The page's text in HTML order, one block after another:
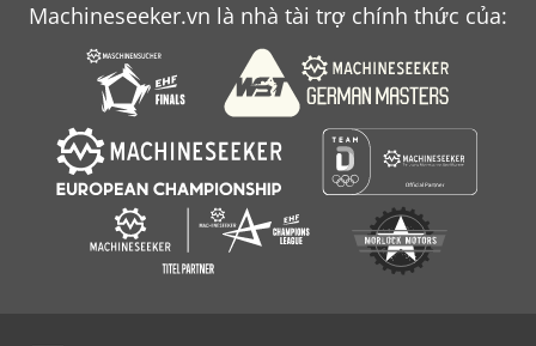
Machineseeker.vn là nhà tài trợ chính thức của: